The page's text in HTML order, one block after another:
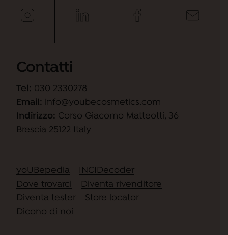
Contatti
Tel: 030 2330278
Email: info@youbecosmetics.com
Indirizzo: Corso Giacomo Matteotti, 36
Brescia 25122 Italy
yoUBepedia
INCIDecoder
Dove trovarci
Diventa rivenditore
Diventa tester
Store locator
Dicono di noi